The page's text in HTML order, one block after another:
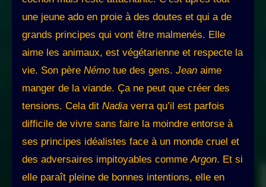
une jeune ado en proie à des doutes et qui a de
grands principes qui vont être malmenés. Elle
aime les animaux, est végétarienne et respecte la
vie. Son père Némo tue des gens. Jean aime
manger de la viande. Ça ne peut que créer des
tensions. Cela dit Nadia verra qu’il est parfois
difficile de vivre sans faire la moindre entorse à
ses principes idéalistes face à un monde cruel et
des adversaires impitoyables commeArgon. Et si
elle paraît pleine de bonnes intentions, elle en